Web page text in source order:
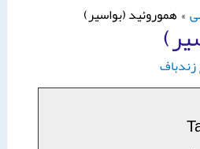
هموروئید (بواسیر)